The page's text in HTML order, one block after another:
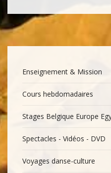
Enseignement & Mission
Cours hebdomadaires
Stages Belgique Europe
Spectacles - Vidéos - DVD
Voyages danse-culture